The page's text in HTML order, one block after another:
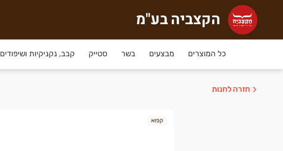
הקצביה בע"מהקצביה בע"מ
כל המוצרים מבצעים בשר סטייק קבב, נקניקיות ושיפודים
חזרה לחנות
קפוא